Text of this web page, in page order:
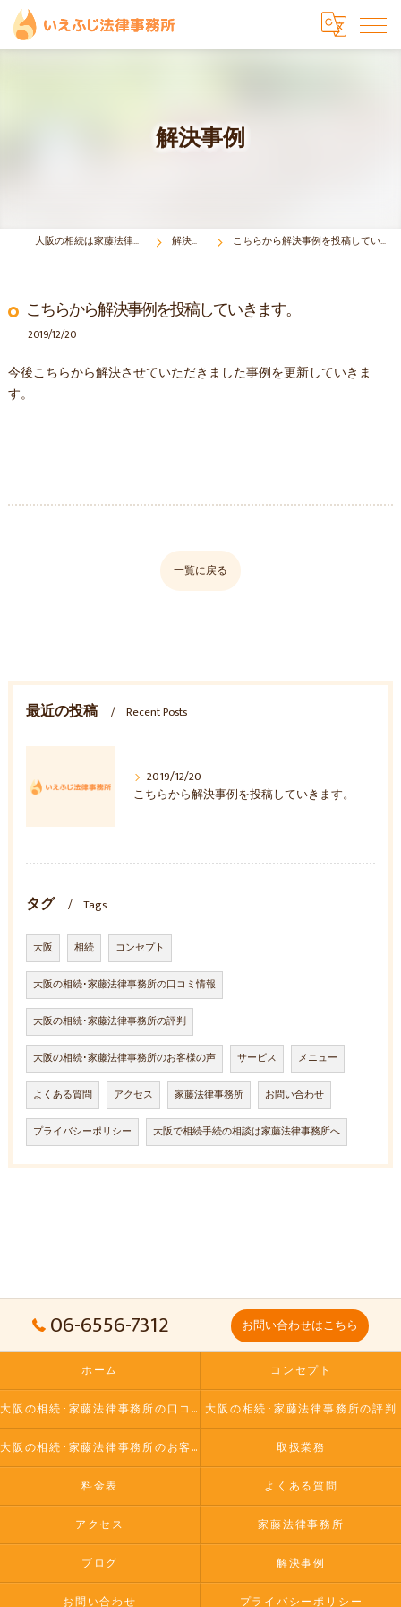
解決事例
大阪の相続は家藤法律事務所 解決事例 こちらから解決事例を投稿していきます。
こちらから解決事例を投稿していきます。
2019/12/20
今後こちらから解決させていただきました事例を更新していきま
す。
一覧に戻る
最近の投稿 Recent Posts
2019/12/20
こちらから解決事例を投稿していきます。
タグ Tags
大阪 相続 コンセプト
大阪の相続･家藤法律事務所の口コミ情報
大阪の相続･家藤法律事務所の評判
大阪の相続･家藤法律事務所のお客様の声 サービス メニュー
よくある質問 アクセス 家藤法律事務所 お問い合わせ
プライバシーポリシー 大阪で相続手続の相談は家藤法律事務所へ
06-6556-7312 お問い合わせはこちら
ホーム コンセプト
大阪の相続･家藤法律事務所の口コミ情報 大阪の相続･家藤法律事務所の評判
大阪の相続･家藤法律事務所のお客様の声 取扱業務
料金表 よくある質問
アクセス 家藤法律事務所
ブログ 解決事例
お問い合わせ プライバシーポリシー